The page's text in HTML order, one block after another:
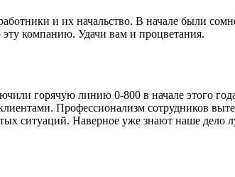
и их начальство. В начале были
компанию. Удачи вам и процветания.
горячую линию 0-800 в начале этого
Профессионализм сотрудников
ситуаций. Наверное уже знают наше